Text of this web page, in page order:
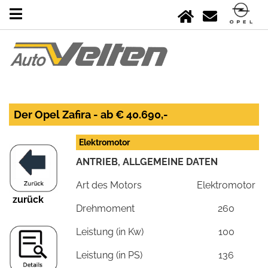
Der Opel Zafira - ab € 40.690,-
zurück
Elektromotor
ANTRIEB, ALLGEMEINE DATEN
Art des Motors Elektromotor
Drehmoment 260
Leistung (in Kw) 100
Leistung (in PS) 136